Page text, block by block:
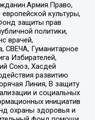
культуры,
защиты прав
политики,
врачей,
Гуманитарное
Избирателей,
Союз, Хасдей
развитию
Линия, В защиту
и социальных
инициатив
охраны здоровья и